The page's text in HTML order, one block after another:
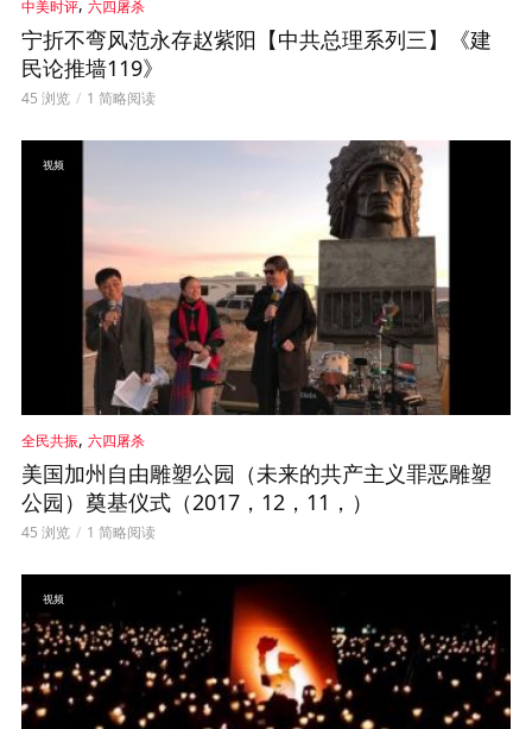
中美时评, 六四屠杀
宁折不弯风范永存赵紫阳【中共总理系列三】《建
民论推墙119》
45 浏览 1 简略阅读
视频
全民共振, 六四屠杀
美国加州自由雕塑公园（未来的共产主义罪恶雕塑
公园）奠基仪式（2017，12，11，）
45 浏览 1 简略阅读
视频